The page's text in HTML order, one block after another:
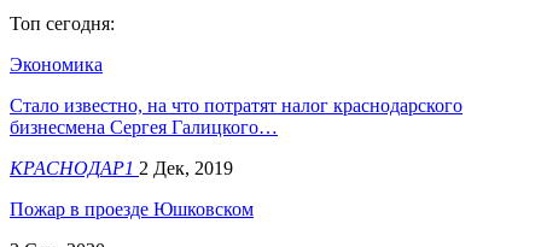
Топ сегодня:
Экономика
Стало известно, на что потратят налог краснодарского
бизнесмена Сергея Галицкого…
КРАСНОДАР1 2 Дек, 2019
Пожар в проезде Юшковском